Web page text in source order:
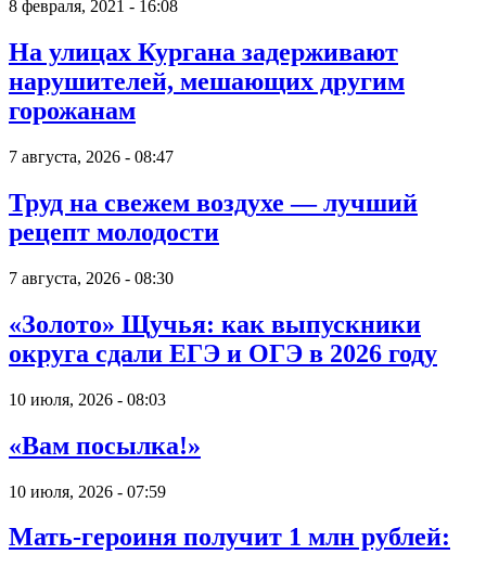
8 февраля, 2021 - 16:08
На улицах Кургана задерживают
нарушителей, мешающих другим
горожанам
7 августа, 2026 - 08:47
Труд на свежем воздухе — лучший
рецепт молодости
7 августа, 2026 - 08:30
«Золото» Щучья: как выпускники
округа сдали ЕГЭ и ОГЭ в 2026 году
10 июля, 2026 - 08:03
«Вам посылка!»
10 июля, 2026 - 07:59
Мать-героиня получит 1 млн рублей: